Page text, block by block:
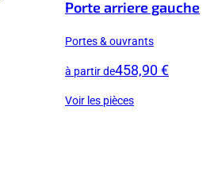
Porte arriere gauche
Portes & ouvrants
à partir de458,90 €
Voir les pièces